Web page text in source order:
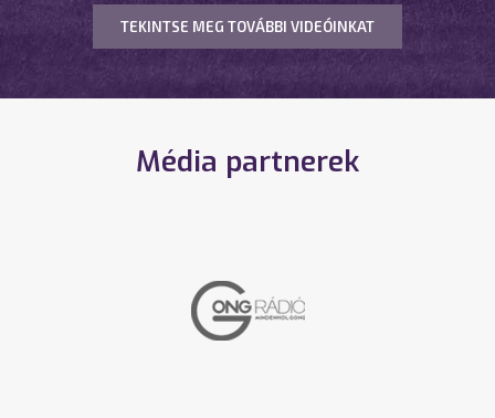
TEKINTSE MEG TOVÁBBI VIDEÓINKAT
Média partnerek